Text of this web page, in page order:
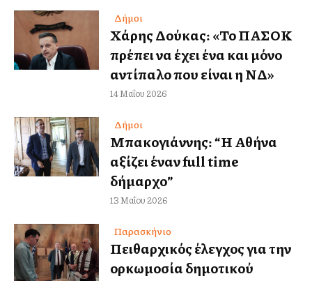
Δήμοι
Χάρης Δούκας: «Το ΠΑΣΟΚ
πρέπει να έχει ένα και μόνο
αντίπαλο που είναι η ΝΔ»
14 Μαΐου 2026
Δήμοι
Μπακογιάννης: “Η Αθήνα
αξίζει έναν full time
δήμαρχο”
13 Μαΐου 2026
Παρασκήνιο
Πειθαρχικός έλεγχος για την
ορκωμοσία δημοτικού